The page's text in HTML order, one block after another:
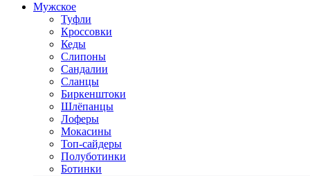
Мужское
Туфли
Кроссовки
Кеды
Слипоны
Сандалии
Сланцы
Биркенштоки
Шлёпанцы
Лоферы
Мокасины
Топ-сайдеры
Полуботинки
Ботинки